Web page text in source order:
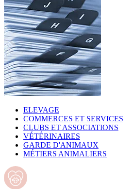
ELEVAGE
COMMERCES ET SERVICES
CLUBS ET ASSOCIATIONS
VÉTÉRINAIRES
GARDE D'ANIMAUX
MÉTIERS ANIMALIERS